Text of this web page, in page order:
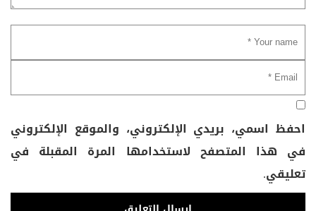
احفظ اسمي، بريدي الإلكتروني، والموقع الإلكتروني
في هذا المتصفح لاستخدامها المرة المقبلة في
تعليقي.